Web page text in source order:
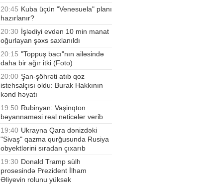
20:45 Kuba üçün "Venesuela" planı
hazırlanır?
20:30 İşlədiyi evdən 10 min manat
oğurlayan şəxs saxlanıldı
20:15 "Toppuş bacı"nın ailəsində
daha bir ağır itki (Foto)
20:00 Şan-şöhrəti atıb qoz
istehsalçısı oldu: Burak Hakkının
kənd həyatı
19:50 Rubinyan: Vaşinqton
bəyannaməsi real nəticələr verib
19:40 Ukrayna Qara dənizdəki
"Sivaş" qazma qurğusunda Rusiya
obyektlərini sıradan çıxarıb
19:30 Donald Tramp sülh
prosesində Prezident İlham
Əliyevin rolunu yüksək